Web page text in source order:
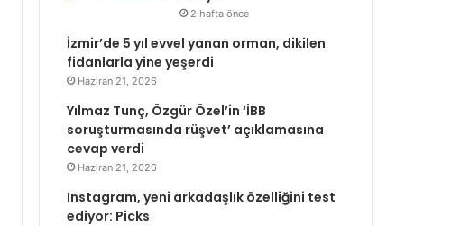
2 hafta önce
İzmir’de 5 yıl evvel yanan orman, dikilen
fidanlarla yine yeşerdi
Haziran 21, 2026
Yılmaz Tunç, Özgür Özel’in ‘İBB
soruşturmasında rüşvet’ açıklamasına
cevap verdi
Haziran 21, 2026
Instagram, yeni arkadaşlık özelliğini test
ediyor: Picks